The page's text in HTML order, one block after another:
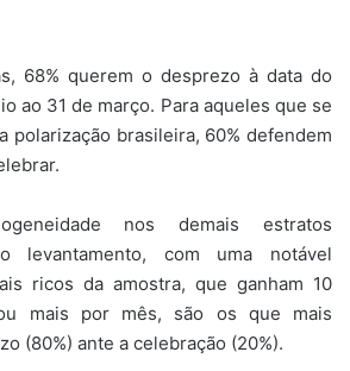
68% querem o desprezo à data do
ao 31 de março. Para aqueles que se
polarização brasileira, 60% defendem
nos demais estratos
levantamento, com uma notável
ricos da amostra, que ganham 10
mais por mês, são os que mais
(80%) ante a celebração (20%).